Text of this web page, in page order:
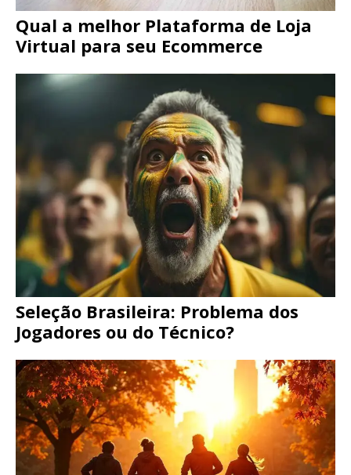
Qual a melhor Plataforma de Loja
Virtual para seu Ecommerce
Seleção Brasileira: Problema dos
Jogadores ou do Técnico?